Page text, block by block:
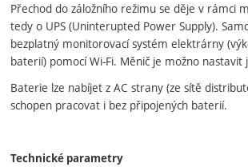
Přechod do záložního režimu se děje v rámci
tedy o UPS (Uninterupted Power Supply).
bezplatný monitorovací systém elektrárny
baterií) pomocí Wi-Fi. Měnič je možno nastavit
Baterie lze nabíjet z AC strany (ze sítě
schopen pracovat i bez připojených baterií.
Technické parametry